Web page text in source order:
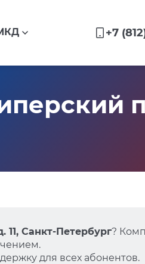
+7
11, Санкт-Петербург?
для всех абонентов.